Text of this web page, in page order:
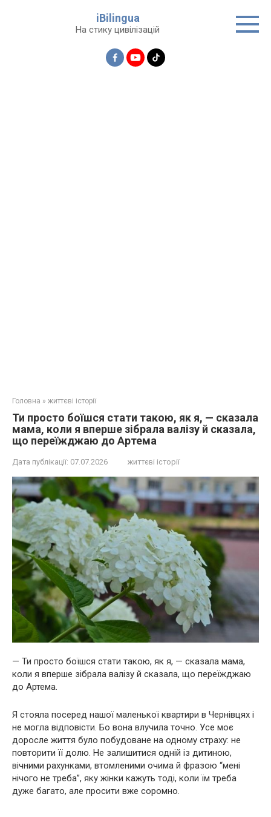
iBilingua
На стику цивілізацій
Головна » життєві історії
Ти просто боїшся стати такою, як я, — сказала
мама, коли я вперше зібрала валізу й сказала,
що переїжджаю до Артема
Дата публікації: 07.07.2026 життєві історії
— Ти просто боїшся стати такою, як я, — сказала мама,
коли я вперше зібрала валізу й сказала, що переїжджаю
до Артема.
Я стояла посеред нашої маленької квартири в Чернівцях і
не могла відповісти. Бо вона влучила точно. Усе моє
доросле життя було побудоване на одному страху: не
повторити її долю. Не залишитися одній із дитиною,
вічними рахунками, втомленими очима й фразою “мені
нічого не треба”, яку жінки кажуть тоді, коли їм треба
дуже багато, але просити вже соромно.